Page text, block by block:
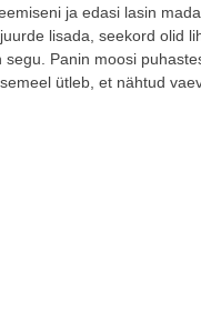
ja edasi lasin
lisada, seekord olid
Panin moosi
ütleb, et nähtud